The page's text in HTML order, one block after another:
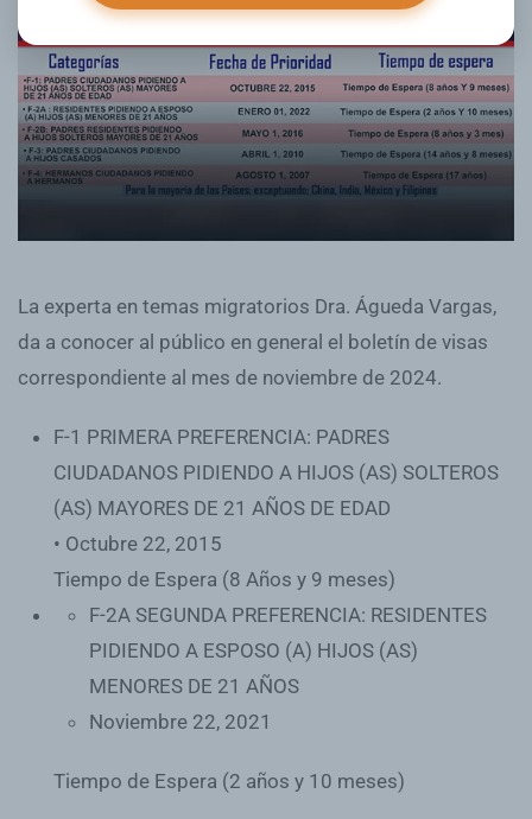
La experta en temas migratorios Dra. Águeda Vargas,
da a conocer al público en general el boletín de visas
correspondiente al mes de noviembre de 2024.
F-1 PRIMERA PREFERENCIA: PADRES
CIUDADANOS PIDIENDO A HIJOS (AS) SOLTEROS
(AS) MAYORES DE 21 AÑOS DE EDAD
• Octubre 22, 2015
Tiempo de Espera (8 Años y 9 meses)
F-2A SEGUNDA PREFERENCIA: RESIDENTES
PIDIENDO A ESPOSO (A) HIJOS (AS)
MENORES DE 21 AÑOS
Noviembre 22, 2021
Tiempo de Espera (2 años y 10 meses)